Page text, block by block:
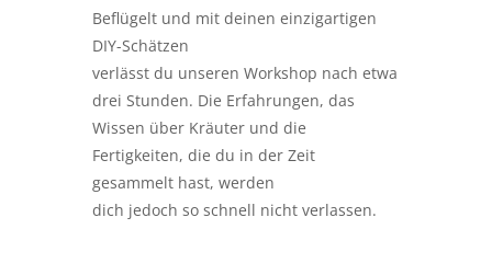
Beflügelt und mit deinen einzigartigen
DIY-Schätzen
verlässt du unseren Workshop nach etwa
drei Stunden. Die Erfahrungen, das
Wissen über Kräuter und die
Fertigkeiten, die du in der Zeit
gesammelt hast, werden
dich jedoch so schnell nicht verlassen.